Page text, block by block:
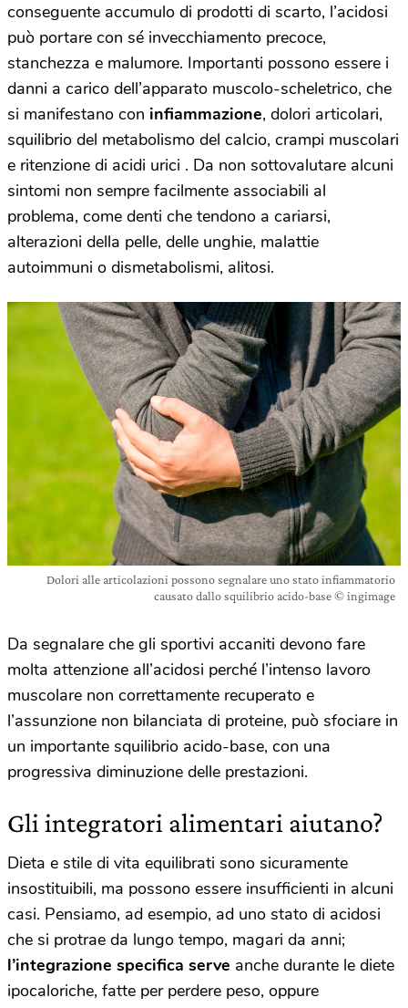
conseguente accumulo di prodotti di scarto, l’acidosi
può portare con sé invecchiamento precoce,
stanchezza e malumore. Importanti possono essere i
danni a carico dell’apparato muscolo-scheletrico, che
si manifestano con infiammazione, dolori articolari,
squilibrio del metabolismo del calcio, crampi muscolari
e ritenzione di acidi urici . Da non sottovalutare alcuni
sintomi non sempre facilmente associabili al
problema, come denti che tendono a cariarsi,
alterazioni della pelle, delle unghie, malattie
autoimmuni o dismetabolismi, alitosi.
Dolori alle articolazioni possono segnalare uno stato infiammatorio
causato dallo squilibrio acido-base © ingimage
Da segnalare che gli sportivi accaniti devono fare
molta attenzione all’acidosi perché l’intenso lavoro
muscolare non correttamente recuperato e
l’assunzione non bilanciata di proteine, può sfociare in
un importante squilibrio acido-base, con una
progressiva diminuzione delle prestazioni.
Gli integratori alimentari aiutano?
Dieta e stile di vita equilibrati sono sicuramente
insostituibili, ma possono essere insufficienti in alcuni
casi. Pensiamo, ad esempio, ad uno stato di acidosi
che si protrae da lungo tempo, magari da anni;
l’integrazione specifica serve anche durante le diete
ipocaloriche, fatte per perdere peso, oppure